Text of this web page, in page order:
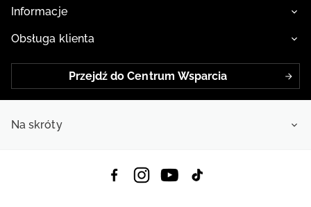
Informacje
Obsługa klienta
Przejdź do Centrum Wsparcia
Na skróty